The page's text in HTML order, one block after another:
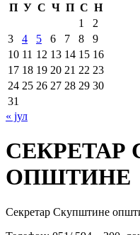
П У С Ч П С Н
1
2
3
4 5 6 7 8
9
10 11 12 13 14 15 16
17 18 19 20 21 22 23
24 25 26 27 28 29 30
31
« јул
ОПШТИНЕ
Секретар Скупштине